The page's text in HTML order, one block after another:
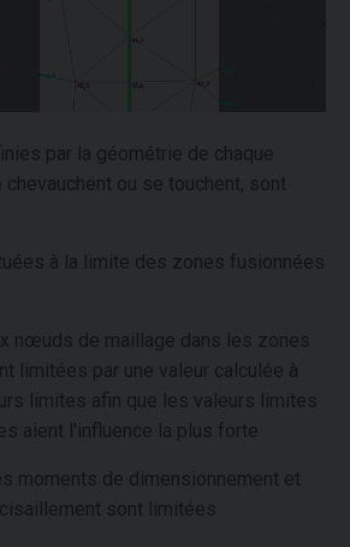
par la géométrie de chaque
chevauchent ou se touchent, sont
à la limite des zones fusionnées
nœuds de maillage dans les zones
limitées par une valeur calculée à
limites afin que les valeurs limites
aient l'influence la plus forte
moments de dimensionnement et
sont limitées